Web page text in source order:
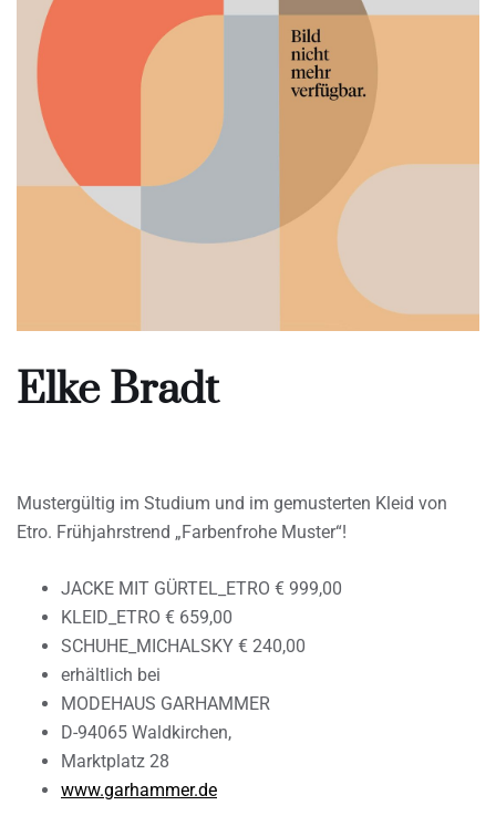
Elke Bradt
Mustergültig im Studium und im gemusterten Kleid von
Etro. Frühjahrstrend „Farbenfrohe Muster“!
JACKE MIT GÜRTEL_ETRO € 999,00
KLEID_ETRO € 659,00
SCHUHE_MICHALSKY € 240,00
erhältlich bei
MODEHAUS GARHAMMER
D-94065 Waldkirchen,
Marktplatz 28
www.garhammer.de